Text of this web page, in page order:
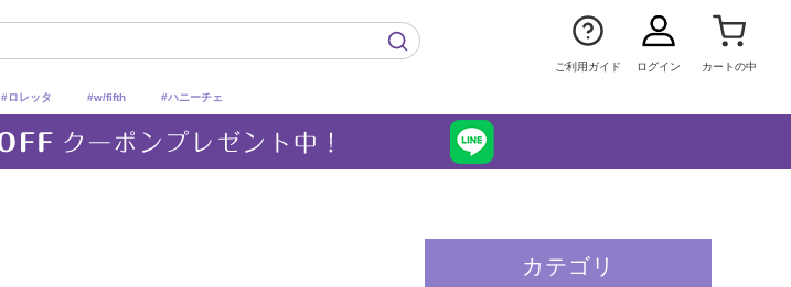
ご利用ガイド ログイン カートの中
#ロレッタ #w/fifth #ハニーチェ
カテゴリ